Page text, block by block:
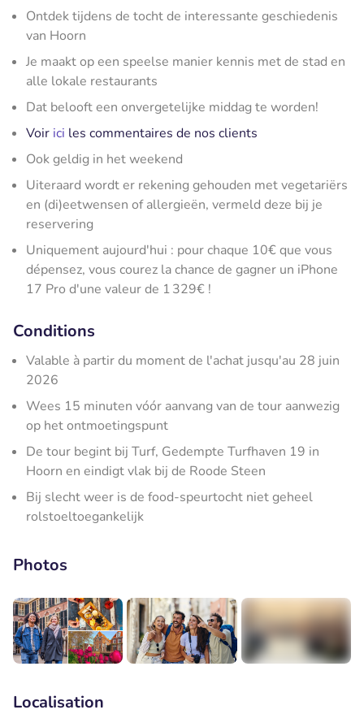
Ontdek tijdens de tocht de interessante geschiedenis
van Hoorn
Je maakt op een speelse manier kennis met de stad en
alle lokale restaurants
Dat belooft een onvergetelijke middag te worden!
Voir ici les commentaires de nos clients
Ook geldig in het weekend
Uiteraard wordt er rekening gehouden met vegetariërs
en (di)eetwensen of allergieën, vermeld deze bij je
reservering
Uniquement aujourd'hui : pour chaque 10€ que vous
dépensez, vous courez la chance de gagner un iPhone
17 Pro d'une valeur de 1 329€ !
Conditions
Valable à partir du moment de l'achat jusqu'au 28 juin
2026
Wees 15 minuten vóór aanvang van de tour aanwezig
op het ontmoetingspunt
De tour begint bij Turf, Gedempte Turfhaven 19 in
Hoorn en eindigt vlak bij de Roode Steen
Bij slecht weer is de food-speurtocht niet geheel
rolstoeltoegankelijk
Photos
Localisation